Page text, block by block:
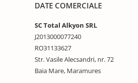
DATE COMERCIALE
SC Total Alkyon SRL
J2013000077240
RO31133627
Str. Vasile Alecsandri, nr. 72
Baia Mare, Maramures